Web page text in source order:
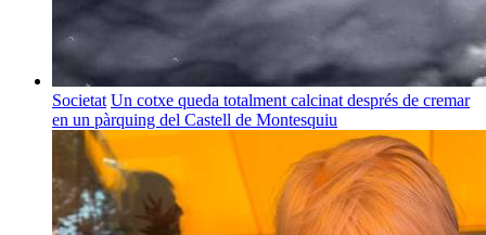
Societat Un cotxe queda totalment calcinat després de cremar
en un pàrquing del Castell de Montesquiu